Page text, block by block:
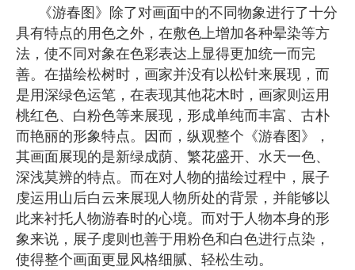
《游春图》除了对画面中的不同物象进行了十分
具有特点的用色之外，在敷色上增加各种晕染等方
法，使不同对象在色彩表达上显得更加统一而完
善。在描绘松树时，画家并没有以松针来展现，而
是用深绿色运笔，在表现其他花木时，画家则运用
桃红色、白粉色等来展现，形成单纯而丰富、古朴
而艳丽的形象特点。因而，纵观整个《游春图》，
其画面展现的是新绿成荫、繁花盛开、水天一色、
深浅莫辨的特点。而在对人物的描绘过程中，展子
虔运用山后白云来展现人物所处的背景，并能够以
此来衬托人物游春时的心境。而对于人物本身的形
象来说，展子虔则也善于用粉色和白色进行点染，
使得整个画面更显风格细腻、轻松生动。